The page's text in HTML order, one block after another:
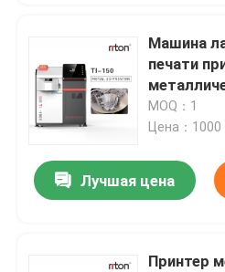
Машина
печати
Chrome
MOQ：1
Цена：
Лучшая цена
Принтер